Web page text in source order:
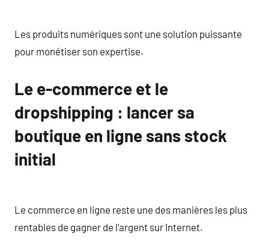
Les produits numériques sont une solution puissante
pour monétiser son expertise.
Le e-commerce et le
dropshipping : lancer sa
boutique en ligne sans stock
initial
Le commerce en ligne reste une des manières les plus
rentables de gagner de l’argent sur Internet.